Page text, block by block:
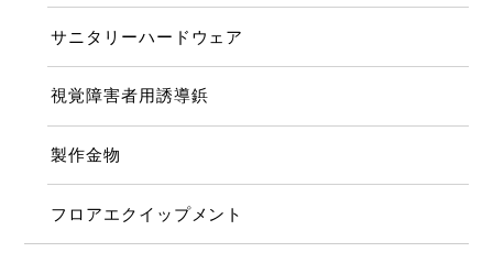
サニタリーハードウェア
視覚障害者用誘導鋲
製作金物
フロアエクイップメント